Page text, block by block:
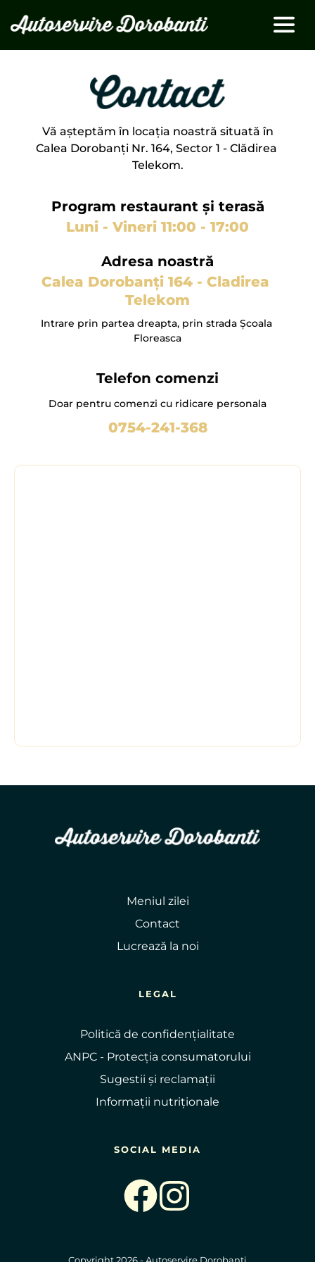
Vă așteptăm în locația noastră situată în
Calea Dorobanți Nr. 164, Sector 1 - Clădirea
Telekom.
Program restaurant și terasă
Luni - Vineri 11:00 - 17:00
Adresa noastră
Calea Dorobanți 164 - Cladirea
Telekom
Intrare prin partea dreapta, prin strada Școala
Floreasca
Telefon comenzi
Doar pentru comenzi cu ridicare personala
0754-241-368
Meniul zilei
Contact
Lucrează la noi
LEGAL
Politică de confidențialitate
ANPC - Protecția consumatorului
Sugestii și reclamații
Informații nutriționale
SOCIAL MEDIA
Copyright 2026 - Autoservire Dorobanți